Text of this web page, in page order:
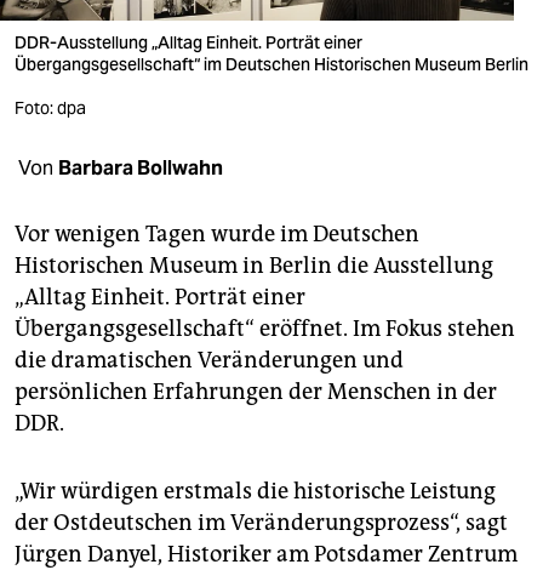
verlag
verlag
veranstaltungen
shop
unterstützen
abo
genossenschaft
epaper login
DDR-Ausstellung „Alltag Einheit. Porträt einer
Übergangsgesellschaft“ im Deutschen Historischen Museum Berlin
Foto: dpa
Von Barbara Bollwahn
Vor wenigen Tagen wurde im Deutschen
Historischen Museum in Berlin die Ausstellung
„Alltag Einheit. Porträt einer
Übergangsgesellschaft“ eröffnet. Im Fokus stehen
die dramatischen Veränderungen und
persönlichen Erfahrungen der Menschen in der
DDR.
„Wir würdigen erstmals die historische Leistung
der Ostdeutschen im Veränderungsprozess“, sagt
Jürgen Danyel, Historiker am Potsdamer Zentrum